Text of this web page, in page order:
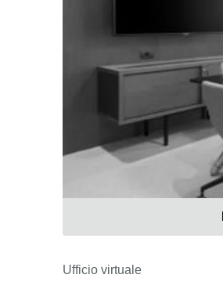
Ufficio virtuale